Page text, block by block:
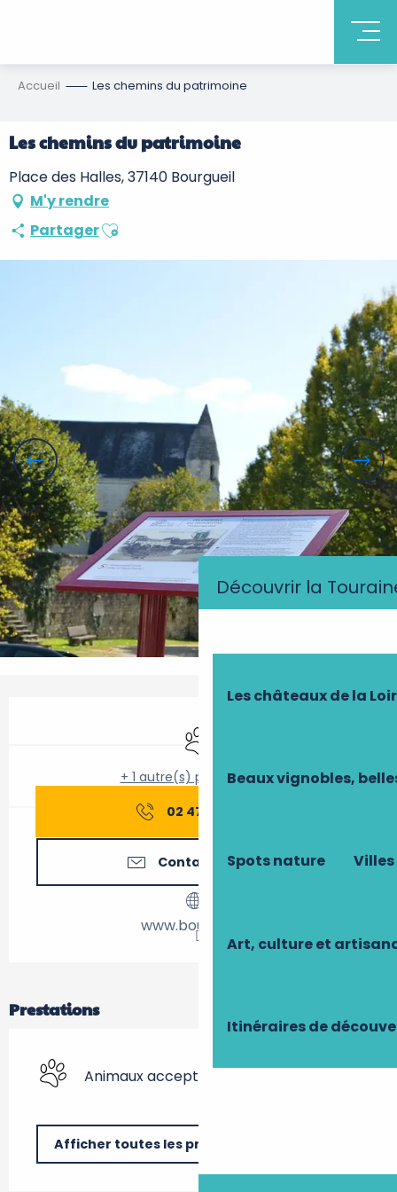
Découvrir la
Les châteaux de la
Beaux vignobles,
Spots nature
Art, culture et
Itinéraires de
Accueil Les chemins du patrimoine
Les chemins du patrimoine
Place des Halles, 37140 Bourgueil
M'y rendre
PartagerAjouter aux favoris
Animaux acceptés
+ 1 autre(s) prestation(s)
02 47 97 25
Contactez-nous
www.bourgueil.fr
Prestations
Animaux acceptés
Afficher toutes les prestations